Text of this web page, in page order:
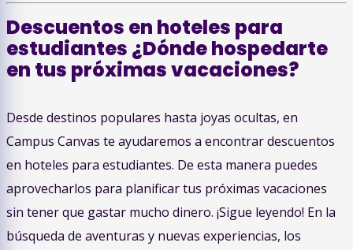
Descuentos en hoteles para
estudiantes ¿Dónde hospedarte
en tus próximas vacaciones?
Desde destinos populares hasta joyas ocultas, en
Campus Canvas te ayudaremos a encontrar descuentos
en hoteles para estudiantes. De esta manera puedes
aprovecharlos para planificar tus próximas vacaciones
sin tener que gastar mucho dinero. ¡Sigue leyendo! En la
búsqueda de aventuras y nuevas experiencias, los